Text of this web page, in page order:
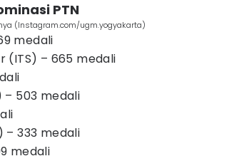
PTN
(Instagram.com/ugm.yogyakarta)
medali
(ITS) – 665 medali
– 503 medali
– 333 medali
medali